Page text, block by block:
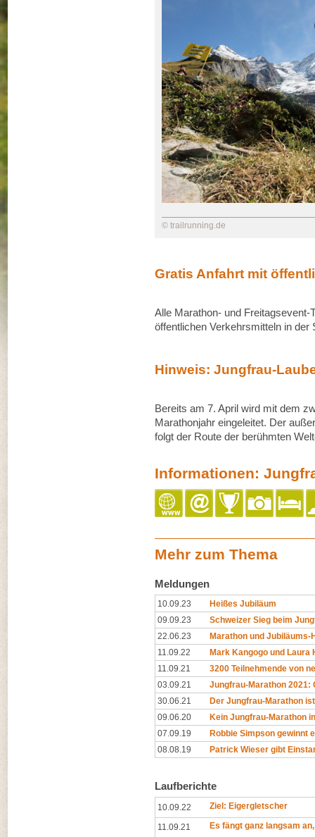
© trailrunning.de
Gratis Anfahrt mit
Alle Marathon- und Freitagsevent-
öffentlichen Verkehrsmitteln in
Hinweis: Jungfrau-
Bereits am 7. April wird mit dem
Marathonjahr eingeleitet. Der
folgt der Route der berühmten
Informationen:
Mehr zum Thema
Meldungen
10.09.23
Heißes Jubiläum
09.09.23
Schweizer Sieg beim
22.06.23
Marathon und
11.09.22
Mark Kangogo und
11.09.21
3200 Teilnehmende von
03.09.21
Jungfrau-Marathon 2021:
30.06.21
Der Jungfrau-Marathon
09.06.20
Kein Jungfrau-Marathon
07.09.19
Robbie Simpson gewinnt
08.08.19
Patrick Wieser gibt
Laufberichte
10.09.22 Ziel: Eigergletscher
11.09.21 Es fängt ganz langsam